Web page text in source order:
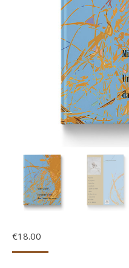
€18.00